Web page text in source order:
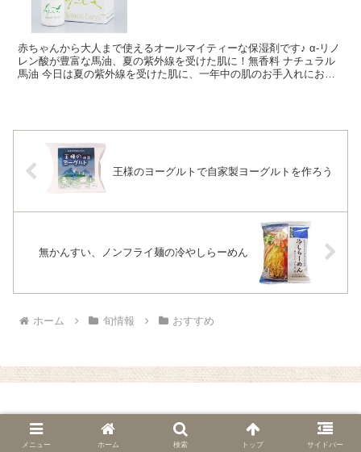
赤ちゃんから大人まで使えるオールマイティーな保湿剤です♪ α-リノ
レン酸が豊富な馬油、夏の紫外線を受けた肌に！無香料 ナチュラル
馬油 今日は夏の紫外線を受けた肌に、一年中の肌のお手入れにおす
王様のヨーグルトで自家製ヨーグルトを作ろう
無かんすい、ノンフライ麺の冷やしらーめん
ホーム 旬情報 おすすめ
© 2010 自然食品・有機米かねこや Pick Up!.
メニュー ホーム 検索 トップ サイドバー